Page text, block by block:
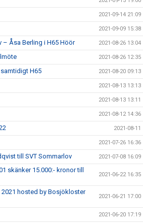
2021-09-14 21:09
2021-09-09 15:38
Åsa Berling i H65 Höör 2021-08-26 13:04
2021-08-26 12:35
H65 2021-08-20 09:13
2021-08-13 13:13
2021-08-13 13:11
2021-08-12 14:36
2021-08-11
2021-07-26 16:36
till SVT Sommarlov 2021-07-08 16:09
skänker 15.000:- kronor till
2021-06-22 16:35
2021 hosted by Bosjökloster
2021-06-21 17:00
2021-06-20 17:19